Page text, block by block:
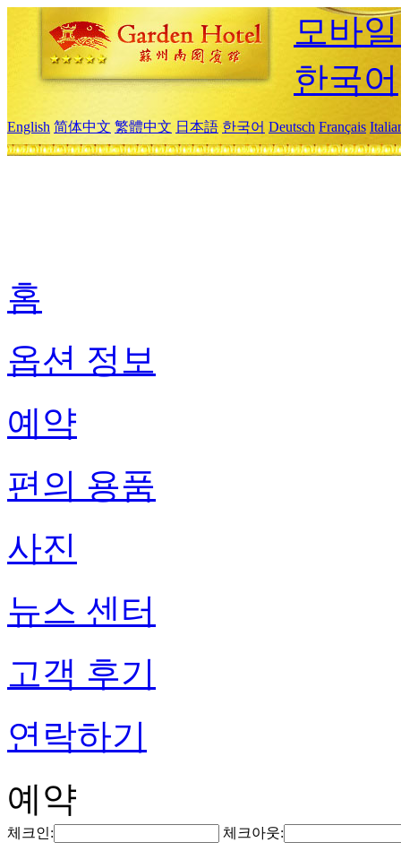
모바
한국어
English 简体中文 繁體中文 日本語 한국어 Deutsch Français
홈
옵션 정보
예약
편의 용품
사진
뉴스 센터
고객 후기
연락하기
예약
체크인: 체크아웃: